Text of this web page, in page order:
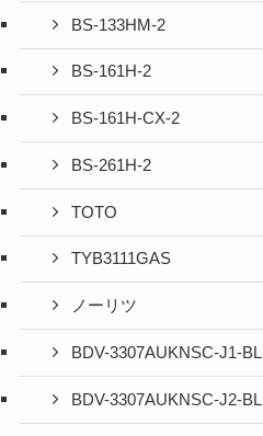
BS-133HM-2
BS-161H-2
BS-161H-CX-2
BS-261H-2
TOTO
TYB3111GAS
ノーリツ
BDV-3307AUKNSC-J1-BL
BDV-3307AUKNSC-J2-BL